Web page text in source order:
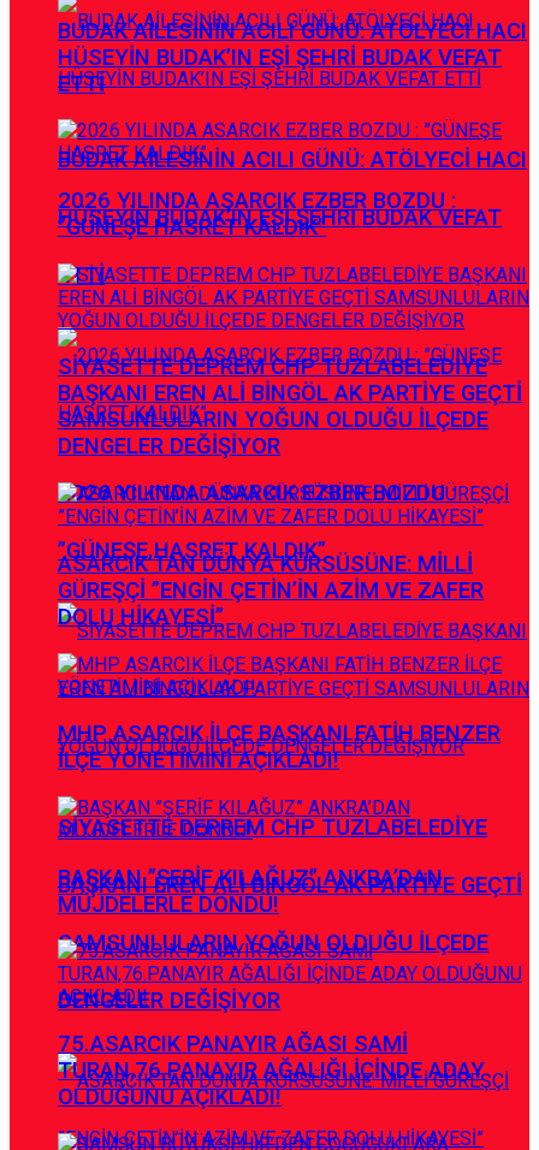
BUDAK AİLESİNİN ACILI GÜNÜ: ATÖLYECİ HACI
HÜSEYİN BUDAK’IN EŞİ ŞEHRİ BUDAK VEFAT
ETTİ
2026 YILINDA ASARCIK EZBER BOZDU :
”GÜNEŞE HASRET KALDIK”
SİYASETTE DEPREM CHP TUZLABELEDİYE
BAŞKANI EREN ALİ BİNGÖL AK PARTİYE GEÇTİ
SAMSUNLULARIN YOĞUN OLDUĞU İLÇEDE
DENGELER DEĞİŞİYOR
BUDAK AİLESİNİN ACILI GÜNÜ: ATÖLYECİ HACI
HÜSEYİN BUDAK’IN EŞİ ŞEHRİ BUDAK VEFAT
ETTİ
2026 YILINDA ASARCIK EZBER BOZDU :
”GÜNEŞE HASRET KALDIK”
SİYASETTE DEPREM CHP TUZLABELEDİYE
BAŞKANI EREN ALİ BİNGÖL AK PARTİYE GEÇTİ
SAMSUNLULARIN YOĞUN OLDUĞU İLÇEDE
DENGELER DEĞİŞİYOR
ASARCIK’TAN DÜNYA KÜRSÜSÜNE: MİLLİ
GÜREŞÇİ ”ENGİN ÇETİN’İN AZİM VE ZAFER
DOLU HİKAYESİ”
MHP ASARCIK İLÇE BAŞKANI FATİH BENZER
İLÇE YÖNETİMİNİ AÇIKLADI!
BAŞKAN ”ŞERİF KILAĞUZ” ANKRA’DAN
MÜJDELERLE DÖNDÜ!
75.ASARCIK PANAYIR AĞASI SAMİ
TURAN,76.PANAYIR AĞALIĞI İÇİNDE ADAY
OLDUĞUNU AÇIKLADI!